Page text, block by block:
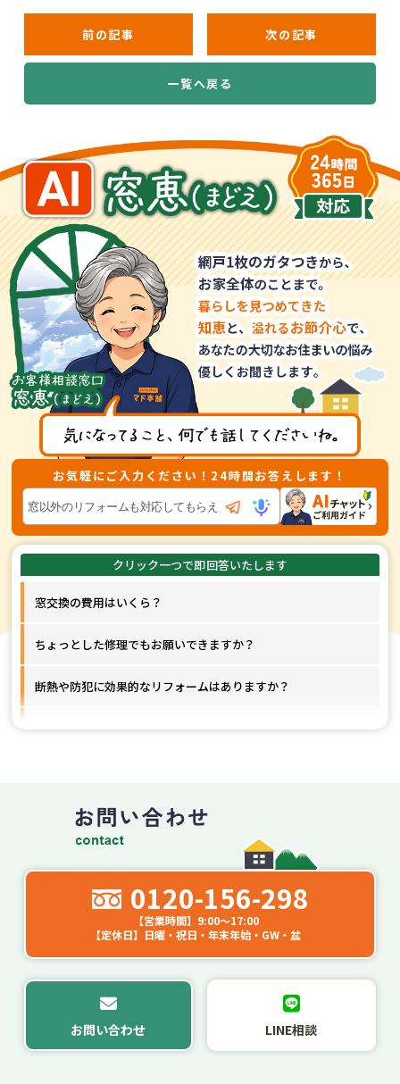
前の記事 次の記事
一覧へ戻る
お気軽にご入力ください！24時間お答えします！
窓交換の費用はいくら？
ちょっとした修理でもお願いできますか？
断熱や防犯に効果的なリフォームはありますか？
0120-156-298
【営業時間】9:00～17:00
【定休日】日曜・祝日・年末年始・GW・盆
お問い合わせ LINE相談